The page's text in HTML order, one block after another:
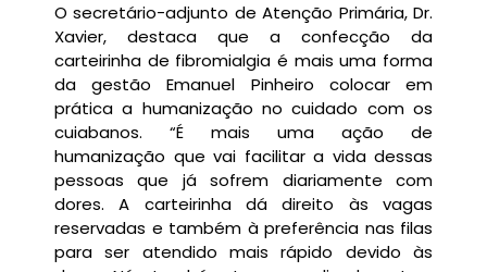
O secretário-adjunto de Atenção Primária, Dr.
Xavier, destaca que a confecção da
carteirinha de fibromialgia é mais uma forma
da gestão Emanuel Pinheiro colocar em
prática a humanização no cuidado com os
cuiabanos. “É mais uma ação de
humanização que vai facilitar a vida dessas
pessoas que já sofrem diariamente com
dores. A carteirinha dá direito às vagas
reservadas e também à preferência nas filas
para ser atendido mais rápido devido às